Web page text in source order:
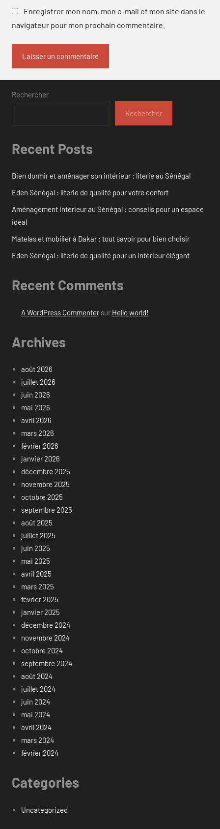
Enregistrer mon nom, mon e-mail et mon site dans le
navigateur pour mon prochain commentaire.
Rechercher
Rechercher
Recent Posts
Bien dormir et aménager son intérieur : literie au Sénégal
Eden Sénégal : literie de qualité pour votre confort
Aménagement intérieur au Sénégal : conseils pour un espace
idéal
Matelas et mobilier à Dakar : tout savoir pour bien choisir
Eden Sénégal : literie de qualité pour un intérieur élégant
Recent Comments
A WordPress Commentersur Hello world!
Archives
août 2026
juillet 2026
juin 2026
mai 2026
avril 2026
mars 2026
février 2026
janvier 2026
décembre 2025
novembre 2025
octobre 2025
septembre 2025
août 2025
juillet 2025
juin 2025
mai 2025
avril 2025
mars 2025
février 2025
janvier 2025
décembre 2024
novembre 2024
octobre 2024
septembre 2024
août 2024
juillet 2024
juin 2024
mai 2024
avril 2024
mars 2024
février 2024
Categories
Uncategorized